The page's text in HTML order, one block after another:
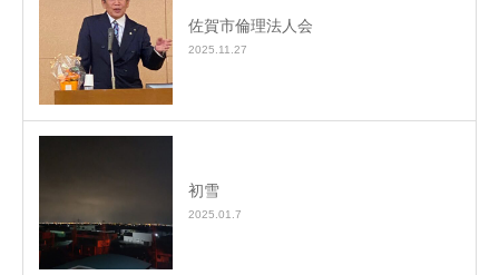
佐賀市倫理法人会
2025.11.27
初雪
2025.01.7